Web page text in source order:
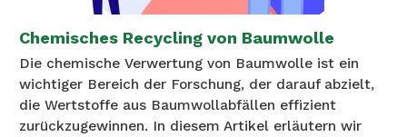
Chemisches Recycling von Baumwolle
Die chemische Verwertung von Baumwolle ist ein
wichtiger Bereich der Forschung, der darauf abzielt,
die Wertstoffe aus Baumwollabfällen effizient
zurückzugewinnen. In diesem Artikel erläutern wir